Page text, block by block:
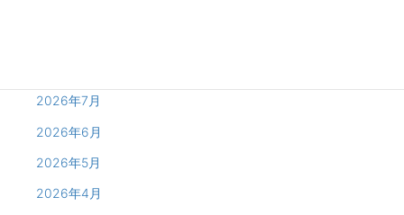
2026年7月
2026年6月
2026年5月
2026年4月